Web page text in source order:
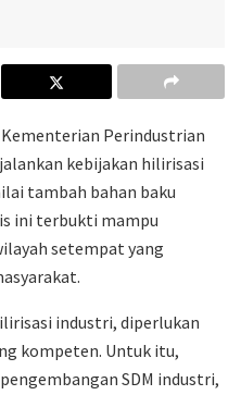
Kementerian Perindustrian
kebijakan hilirisasi
tambah bahan baku
ini terbukti mampu
setempat yang
industri, diperlukan
kompeten. Untuk itu,
SDM industri,